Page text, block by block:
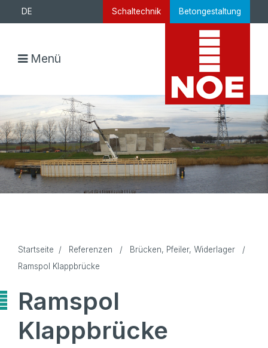
DE Schaltechnik Betongestaltung
Menü
Startseite / Referenzen / Brücken, Pfeiler, Widerlager
/
Ramspol Klappbrücke
Ramspol
Klappbrücke